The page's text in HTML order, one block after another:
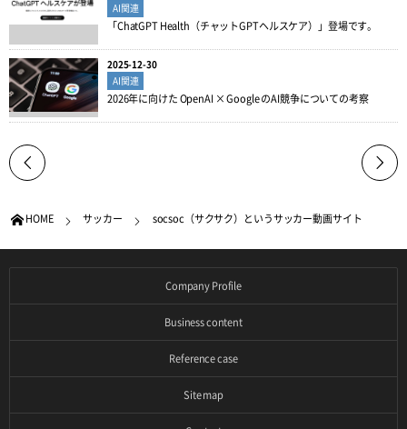
AI関連
「ChatGPT Health（チャットGPTヘルスケア）」登場です。
2025-12-30
AI関連
2026年に向けた OpenAI × Google のAI競争についての考察
HOME サッカー socsoc（サクサク）というサッカー動画サイト
Company Profile
Business content
Reference case
Site map